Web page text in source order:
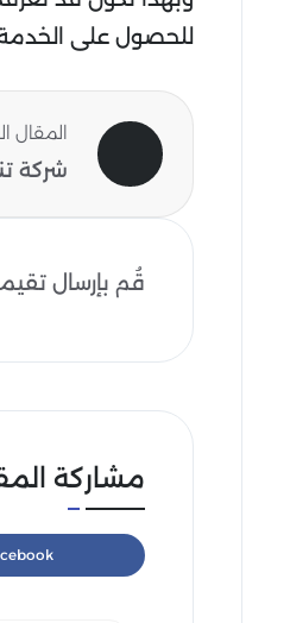
للحصول على
المقال
شركة
قُم بإرسال
مشاركة